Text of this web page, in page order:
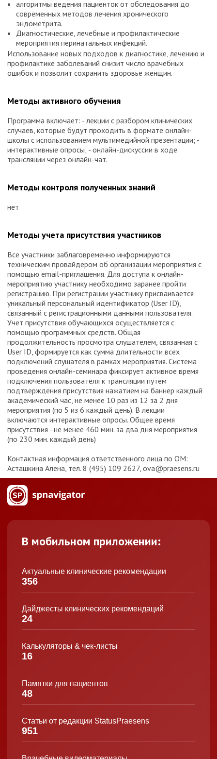
алгоритмы ведения пациенток от обследования до
современных методов лечения хронического
эндометрита.
Диагностические, лечебные и профилактические
мероприятия перинатальных инфекций.
Использование новых подходов к диагностике, лечению и
профилактике заболеваний снизит число врачебных
ошибок и позволит сохранить здоровье женщин.
Методы активного обучения
Программа включает: - лекции с разбором клинических
случаев, которые будут проходить в формате онлайн-
школы с использованием мультимедийной презентации; -
интерактивные опросы; - онлайн-дискуссии в ходе
трансляции через онлайн-чат.
Методы контроля полученных знаний
нет
Методы учета присутствия участников
Все участники заблаговременно информируются
техническим провайдером об организации мероприятия с
помощью email-приглашения. Для доступа к онлайн-
мероприятию участнику необходимо заранее пройти
регистрацию. При регистрации участнику присваивается
уникальный персональный идентификатор (User ID),
связанный с регистрационными данными пользователя.
Учет присутствия обучающихся осуществляется с
помощью программных средств. Общая
продолжительность просмотра слушателем, связанная с
User ID, формируется как сумма длительности всех
подключений слушателя в рамках мероприятия. Система
проведения онлайн-семинара фиксирует активное время
подключения пользователя к трансляции путем
подтверждения присутствия нажатием на баннер каждый
академический час, не менее 10 раз из 12 за 2 дня
мероприятия (по 5 из 6 каждый день). В лекции
включаются интерактивные опросы. Общее время
присутствия - не менее 460 мин. за два дня мероприятия
(по 230 мин. каждый день)
Контактная информация ответственного лица по ОМ:
Асташкина Алена, тел. 8 (495) 109 2627, ova@praesens.ru
В мобильном приложении:
Актуальные клинические рекомендации
356
Дайджесты клинических рекомендаций
24
Калькуляторы & чек-листы
16
Памятки для пациентов
48
Статьи от редакции StatusPraesens
951